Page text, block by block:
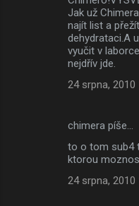
Jak už
najít list a
dehydrataci.A
vyučit v
nejdřív jde.
24 srpna, 2010
chimera píše…
to o tom sub4
ktorou
24 srpna, 2010